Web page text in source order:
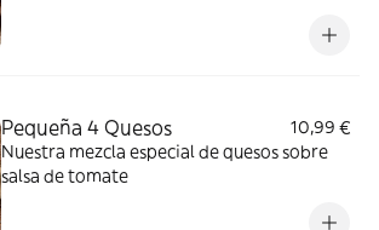
Pequeña 4 Quesos
10,99 €
Nuestra mezcla especial de quesos sobre
salsa de tomate